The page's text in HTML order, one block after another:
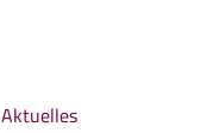
Aktuelles